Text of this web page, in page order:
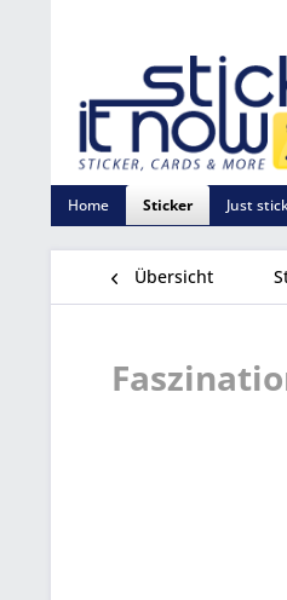
Home Sticker Just
Übersicht